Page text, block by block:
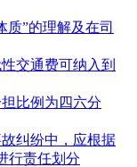
质”的理解及在司
交通费可纳入到
比例为四六分
纠纷中，应根据
行责任划分